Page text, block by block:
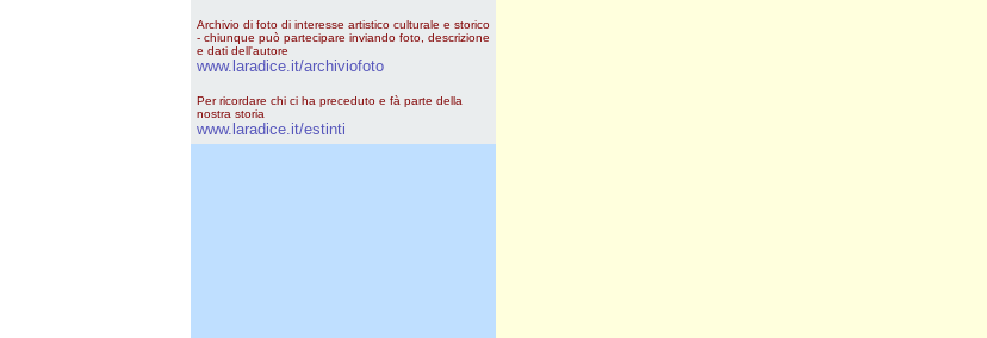
Archivio di foto di interesse artistico culturale e storico
- chiunque può partecipare inviando foto, descrizione
e dati dell'autore
www.laradice.it/archiviofoto
Per ricordare chi ci ha preceduto e fà parte della
nostra storia
www.laradice.it/estinti